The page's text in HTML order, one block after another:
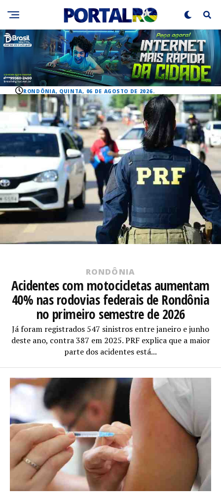
RONDÔNIA, QUINTA, 06 DE AGOSTO DE 2026.
RONDÔNIA
Acidentes com motocicletas aumentam
40% nas rodovias federais de Rondônia
no primeiro semestre de 2026
Já foram registrados 547 sinistros entre janeiro e junho
deste ano, contra 387 em 2025. PRF explica que a maior
parte dos acidentes está...